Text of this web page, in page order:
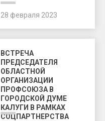
28 февраля 2023
ВСТРЕЧА
ПРЕДСЕДАТЕЛЯ
ОБЛАСТНОЙ
ОРГАНИЗАЦИИ
ПРОФСОЮЗА В
ГОРОДСКОЙ ДУМЕ
КАЛУГИ В РАМКАХ
СОЦПАРТНЕРСТВА